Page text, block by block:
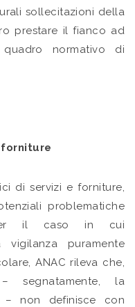
sollecitazioni della
prestare il fianco ad
normativo di
di servizi e forniture,
problematiche
per il caso in cui
vigilanza puramente
ANAC rileva che,
la
– non definisce con